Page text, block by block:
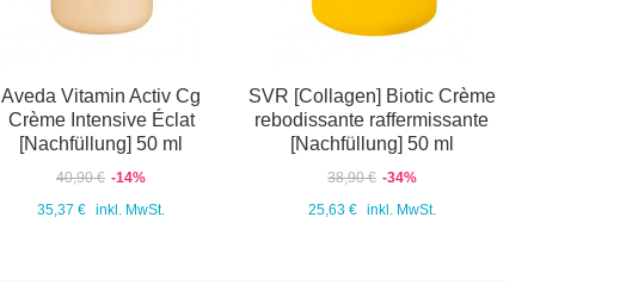
Aveda Vitamin Activ Cg
Crème Intensive Éclat
[Nachfüllung] 50 ml
40,90 € -14%
35,37 € inkl. MwSt.
SVR [Collagen] Biotic Crème
rebodissante raffermissante
[Nachfüllung] 50 ml
38,90 € -34%
25,63 € inkl. MwSt.